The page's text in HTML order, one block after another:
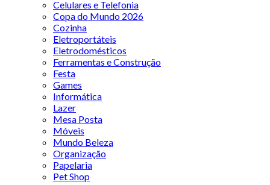
Celulares e Telefonia
Copa do Mundo 2026
Cozinha
Eletroportáteis
Eletrodomésticos
Ferramentas e Construção
Festa
Games
Informática
Lazer
Mesa Posta
Móveis
Mundo Beleza
Organização
Papelaria
Pet Shop